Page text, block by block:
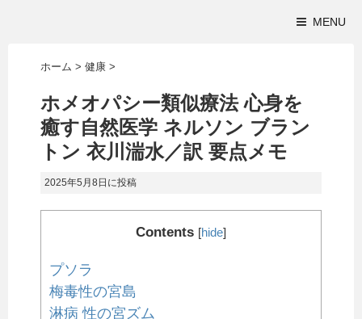
MENU
ホーム > 健康 >
ホメオパシー類似療法 心身を
癒す自然医学 ネルソン ブラン
トン 衣川湍水／訳 要点メモ
2025年5月8日 に投稿
Contents [hide]
プソラ
梅毒性の宮島
淋病 性の宮ズム